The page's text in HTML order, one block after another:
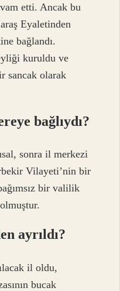
etti. Ancak bu
Eyaletinden
bağlandı.
kuruldu ve
sancak olarak
bağlıydı?
sonra il merkezi
Vilayeti’nin bir
bir valilik
ayrıldı?
il oldu,
bucak